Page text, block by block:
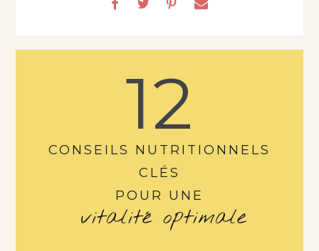
12
CONSEILS NUTRITIONNELS
CLÉS
POUR UNE
vitalité optimale